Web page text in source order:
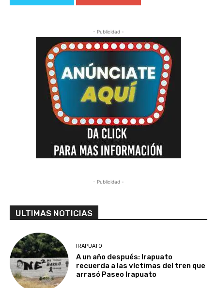
- Publicidad -
- Publicidad -
ULTIMAS NOTICIAS
IRAPUATO
A un año después: Irapuato
recuerda a las víctimas del tren que
arrasó Paseo Irapuato